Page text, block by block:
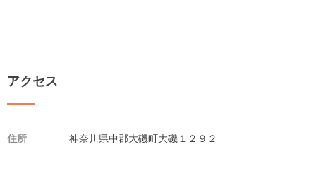
アクセス
住所 神奈川県中郡大磯町大磯１２９２